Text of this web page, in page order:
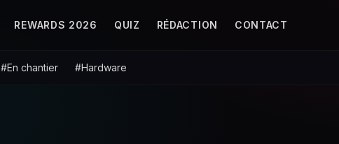
REWARDS 2026 QUIZ RÉDACTION CONTACT
#En chantier #Hardware